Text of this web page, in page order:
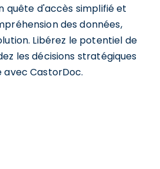
quête d'accès simplifié et
des données,
Libérez le potentiel de
les décisions stratégiques
CastorDoc.